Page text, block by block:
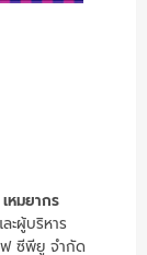
หมยากร
ะผู้บริหาร
ซีพียู จำกัด